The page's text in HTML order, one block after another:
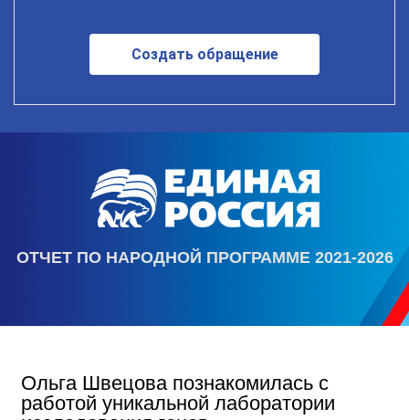
Создать обращение
ОТЧЕТ ПО НАРОДНОЙ ПРОГРАММЕ 2021-2026
Ольга Швецова познакомилась с
работой уникальной лаборатории